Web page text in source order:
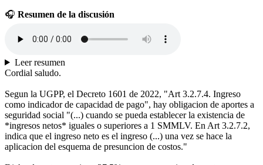
🎧 Resumen de la discusión
Leer resumen
Cordial saludo.
Segun la UGPP, el Decreto 1601 de 2022, "Art 3.2.7.4. Ingreso
como indicador de capacidad de pago", hay obligacion de aportes a
seguridad social "(...) cuando se pueda establecer la existencia de
*ingresos netos* iguales o superiores a 1 SMMLV. En Art 3.2.7.2,
indica que el ingreso neto es el ingreso (...) una vez se hace la
aplicacion del esquema de presuncion de costos."